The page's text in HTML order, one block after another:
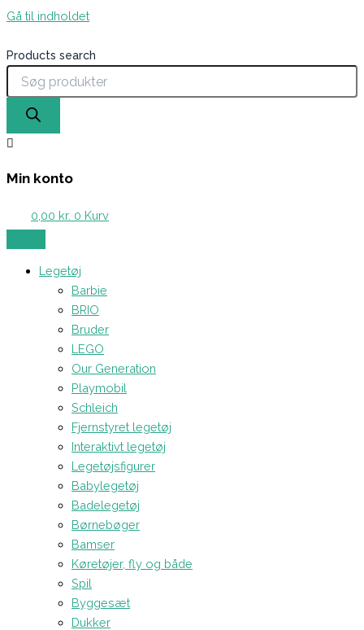
Gå til indholdet
Products search
Min konto
0,00 kr. 0 Kurv
Legetøj
Barbie
BRIO
Bruder
LEGO
Our Generation
Playmobil
Schleich
Fjernstyret legetøj
Interaktivt legetøj
Legetøjsfigurer
Babylegetøj
Badelegetøj
Børnebøger
Bamser
Køretøjer, fly og både
Spil
Byggesæt
Dukker